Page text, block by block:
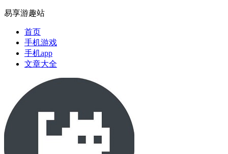
易享游趣站
首页
手机游戏
手机app
文章大全